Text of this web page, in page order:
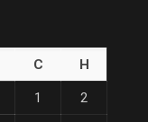
С Н
1 2